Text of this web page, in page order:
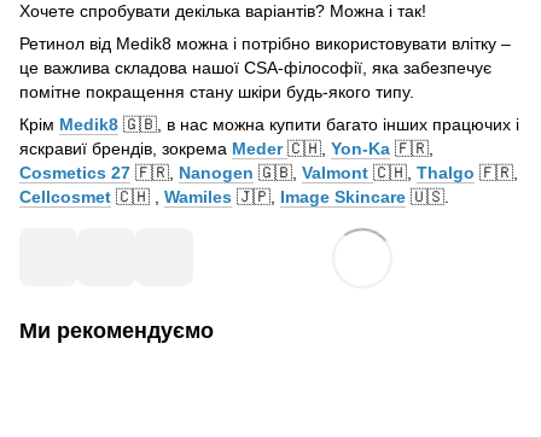
Хочете спробувати декілька варіантів? Можна і так!
Ретинол від Medik8 можна і потрібно використовувати влітку –
це важлива складова нашої CSA-філософії, яка забезпечує
помітне покращення стану шкіри будь-якого типу.
Крім Medik8 🇬🇧, в нас можна купити багато інших працючих і
яскравиї брендів, зокрема Meder🇨🇭, Yon-Ka 🇫🇷,
Cosmetics 27 🇫🇷, Nanogen 🇬🇧, Valmont 🇨🇭, Thalgo 🇫🇷,
Cellcosmet 🇨🇭 , Wamiles 🇯🇵, Image Skincare 🇺🇸.
Ми рекомендуємо